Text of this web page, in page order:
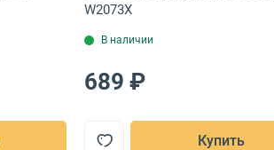
W2073X
В наличии
689 ₽
Купить